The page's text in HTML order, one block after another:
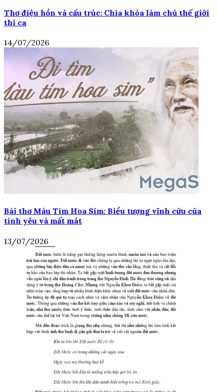
Thơ điệu hồn và cấu trúc: Chìa khóa làm chủ thế giới
thi ca
14/07/2026
Bài thơ Màu Tím Hoa Sim: Biểu tượng vĩnh cửu của
tình yêu và mất mát
13/07/2026